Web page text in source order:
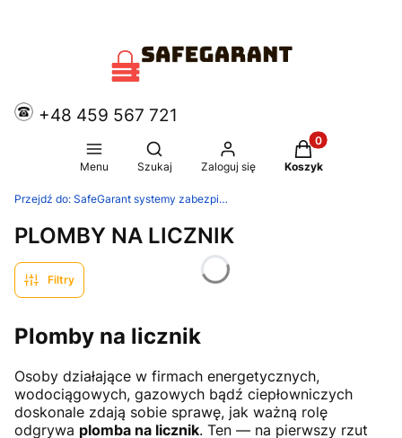
+48 459 567 721
Menu
Otwórz wyszukiwarkę
Szukaj Zaloguj się
Produkty w
Koszyk
Przejdź do: SafeGarant systemy zabezpieczające
PLOMBY NA LICZNIK
Filtry
Plomby na licznik
Osoby działające w firmach energetycznych,
wodociągowych, gazowych bądź ciepłowniczych
doskonale zdają sobie sprawę, jak ważną rolę
odgrywa plomba na licznik. Ten — na pierwszy rzut